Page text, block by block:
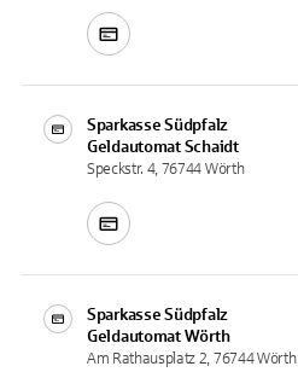
Sparkasse Südpfalz
Geldautomat Schaidt
Speckstr. 4, 76744 Wörth
Sparkasse Südpfalz
Geldautomat Wörth
Am Rathausplatz 2, 76744 Wörth